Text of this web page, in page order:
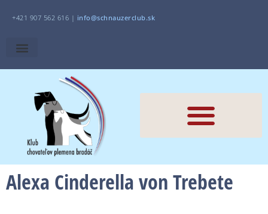
+421 907 562 616 | info@schnauzerclub.sk
Alexa Cinderella von Trebete